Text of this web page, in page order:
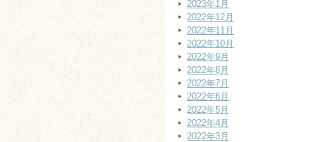
2023年1月
2022年12月
2022年11月
2022年10月
2022年9月
2022年8月
2022年7月
2022年6月
2022年5月
2022年4月
2022年3月